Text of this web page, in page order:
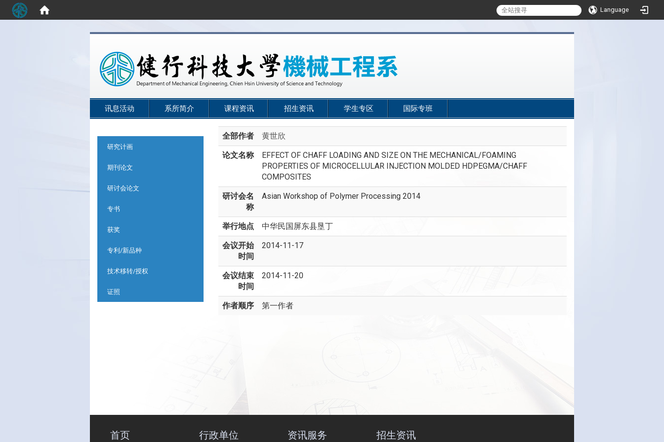
Language
讯息活动 系所简介 课程资讯 招生资讯 学生专区 国际专班
研究计画
期刊论文
研讨会论文
专书
获奖
专利/新品种
技术移转/授权
证照
全部作者 黄世欣
论文名称
EFFECT OF CHAFF LOADING AND SIZE ON THE MECHANICAL/FOAMING
PROPERTIES OF MICROCELLULAR INJECTION MOLDED HDPEGMA/CHAFF
COMPOSITES
研讨会名
称
Asian Workshop of Polymer Processing 2014
举行地点 中华民国屏东县垦丁
会议开始
时间
2014-11-17
会议结束
时间
2014-11-20
作者顺序 第一作者
首页 行政单位 资讯服务 招生资讯